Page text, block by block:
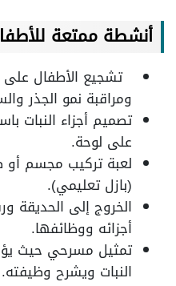
أنشطة ممتعة
تشجيع الأطفال
ومراقبة نمو الجذر
تصميم أجزاء النبات
على لوحة.
لعبة تركيب مجسم أو
(بازل تعليمي).
الخروج إلى الحديقة
أجزائه ووظائفها.
تمثيل مسرحي حيث
النبات ويشرح وظيفته.